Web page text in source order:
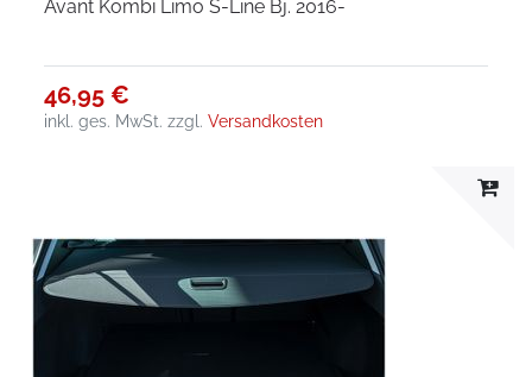
Avant Kombi Limo S-Line Bj. 2016-
46,95 €
inkl. ges. MwSt. zzgl.Versandkosten